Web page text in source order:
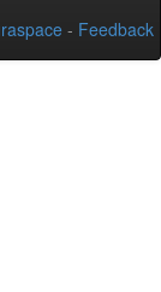
- Feedback